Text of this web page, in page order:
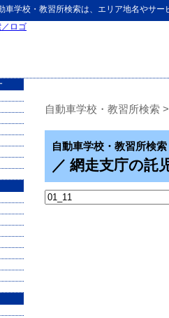
車学校・教習所検索は、エリア地名やサー
自動車学校・教習所検索 >
自動車学校・教習所検索
／ 網走支庁の託